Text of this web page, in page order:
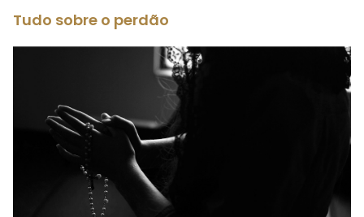
Tudo sobre o perdão